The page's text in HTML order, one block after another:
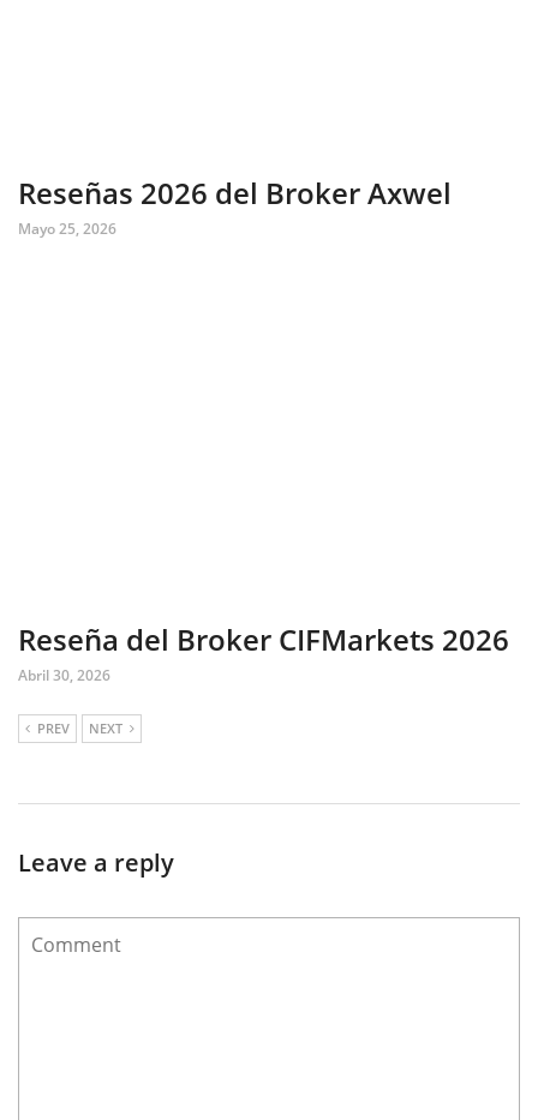
Reseñas 2026 del Broker Axwel
Mayo 25, 2026
Reseña del Broker CIFMarkets 2026
Abril 30, 2026
PREV NEXT
Leave a reply